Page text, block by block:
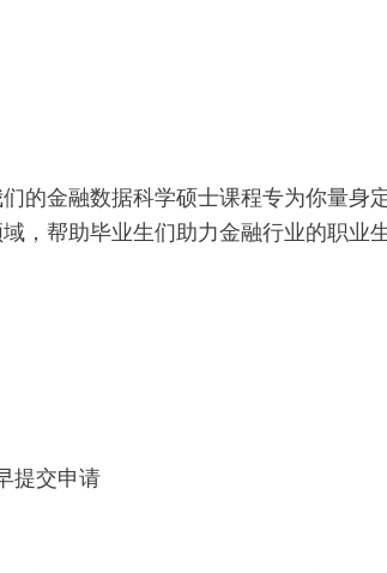
的金融数据科学硕士课程专为你量身
，帮助毕业生们助力金融行业的职业
提交申请